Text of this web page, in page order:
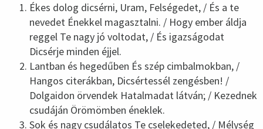
Ékes dolog dicsérni, Uram, Felségedet, / És a te
nevedet Énekkel magasztalni. / Hogy ember áldja
reggel Te nagy jó voltodat, / És igazságodat
Dicsérje minden éjjel.
Lantban és hegedűben És szép cimbalmokban, /
Hangos citerákban, Dicsértessél zengésben! /
Dolgaidon örvendek Hatalmadat látván; / Kezednek
csudáján Örömömben éneklek.
Sok és nagy csudálatos Te cselekedeted, / Mélység